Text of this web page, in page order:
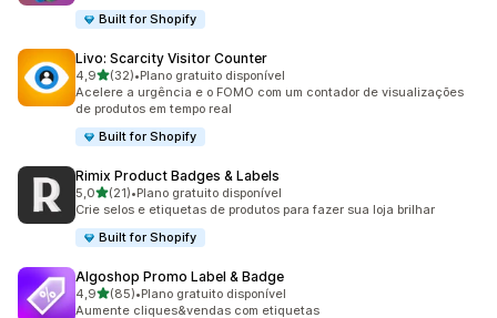
Built for Shopify
Livo: Scarcity Visitor Counter
4,9de 5 estrelas
(32)
32 avaliações ao todo
•Plano gratuito disponível
Acelere a urgência e o FOMO com um contador de visualizações
de produtos em tempo real
Built for Shopify
Rimix Product Badges & Labels
5,0de 5 estrelas
(21)
21 avaliações ao todo
•Plano gratuito disponível
Crie selos e etiquetas de produtos para fazer sua loja brilhar
Built for Shopify
Algoshop Promo Label & Badge
4,9de 5 estrelas
(85)
85 avaliações ao todo
•Plano gratuito disponível
Aumente cliques&vendas com etiquetas